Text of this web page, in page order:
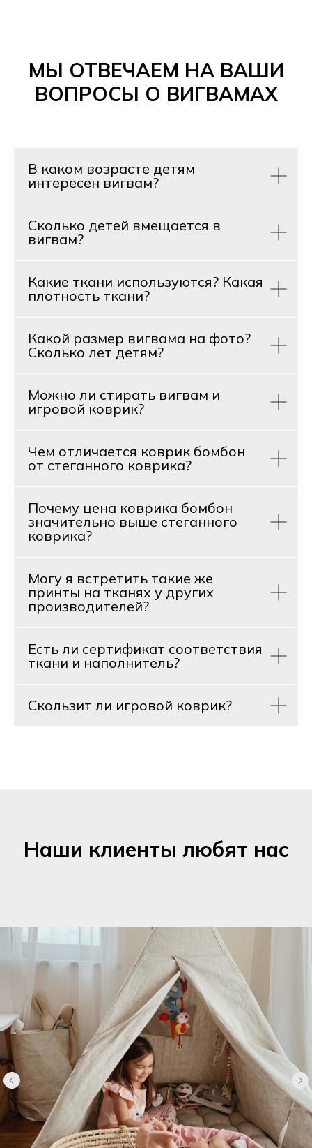
МЫ ОТВЕЧАЕМ НА ВАШИ
ВОПРОСЫ О ВИГВАМАХ
В каком возрасте детям
интересен вигвам?
Сколько детей вмещается в
вигвам?
Какие ткани используются? Какая
плотность ткани?
Какой размер вигвама на фото?
Сколько лет детям?
Можно ли стирать вигвам и
игровой коврик?
Чем отличается коврик бомбон
от стеганного коврика?
Почему цена коврика бомбон
значительно выше стеганного
коврика?
Могу я встретить такие же
принты на тканях у других
производителей?
Есть ли сертификат соответствия
ткани и наполнитель?
Скользит ли игровой коврик?
Наши клиенты любят нас